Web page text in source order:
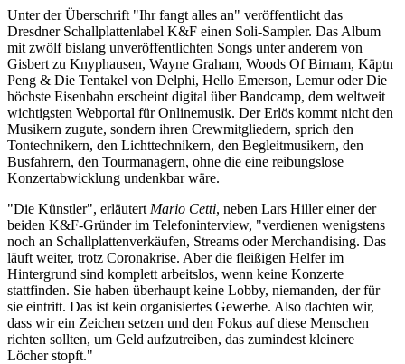
Unter der Überschrift "Ihr fangt alles an" veröffentlicht das
Dresdner Schallplattenlabel K&F einen Soli-Sampler. Das Album
mit zwölf bislang unveröffentlichten Songs unter anderem von
Gisbert zu Knyphausen, Wayne Graham, Woods Of Birnam, Käptn
Peng & Die Tentakel von Delphi, Hello Emerson, Lemur oder Die
höchste Eisenbahn erscheint digital über Bandcamp, dem weltweit
wichtigsten Webportal für Onlinemusik. Der Erlös kommt nicht den
Musikern zugute, sondern ihren Crewmitgliedern, sprich den
Tontechnikern, den Lichttechnikern, den Begleitmusikern, den
Busfahrern, den Tourmanagern, ohne die eine reibungslose
Konzertabwicklung undenkbar wäre.
"Die Künstler", erläutert Mario Cetti, neben Lars Hiller einer der
beiden K&F-Gründer im Telefoninterview, "verdienen wenigstens
noch an Schallplattenverkäufen, Streams oder Merchandising. Das
läuft weiter, trotz Coronakrise. Aber die fleißigen Helfer im
Hintergrund sind komplett arbeitslos, wenn keine Konzerte
stattfinden. Sie haben überhaupt keine Lobby, niemanden, der für
sie eintritt. Das ist kein organisiertes Gewerbe. Also dachten wir,
dass wir ein Zeichen setzen und den Fokus auf diese Menschen
richten sollten, um Geld aufzutreiben, das zumindest kleinere
Löcher stopft."